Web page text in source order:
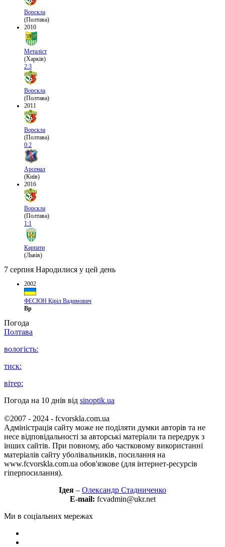
Ворскла
(Полтава)
2010
Металіст
(Харків)
2:3
Ворскла
(Полтава)
2011
Ворскла
(Полтава)
0:2
Арсенал
(Київ)
2016
Ворскла
(Полтава)
1:1
Карпати
(Львів)
7 серпня Народилися у цей день
2002
ФЕСЮН Кіріл Вадимович
Вр
Погода
Полтава
вологість:
тиск:
вітер:
Погода на 10 днів від sinoptik.ua
©2007 - 2024 - fcvorskla.com.ua
Адміністрація сайту може не поділяти думки авторів та не
несе відповідальності за авторські матеріали та передрук з
інших сайтів. При повному, або частковому використанні
матеріалів сайту уболівальників, посилання на
www.fcvorskla.com.ua обов'язкове (для інтернет-ресурсів
гіперпосилання).
Ідея – Олександр Стадниченко
E-mail: fcvadmin@ukr.net
Ми в соціальних мережах